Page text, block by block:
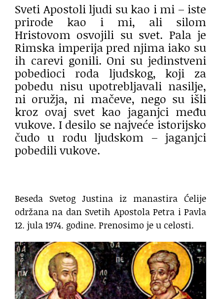
Sveti Apostoli ljudi su kao i mi – iste
prirode kao i mi, ali silom
Hristovom osvojili su svet. Pala je
Rimska imperija pred njima iako su
ih carevi gonili. Oni su jedinstveni
pobedioci roda ljudskog, koji za
pobedu nisu upotrebljavali nasilje,
ni oružja, ni mačeve, nego su išli
kroz ovaj svet kao jaganjci među
vukove. I desilo se najveće istorijsko
čudo u rodu ljudskom – jaganjci
pobedili vukove.
Beseda Svetog Justina iz manastira Ćelije
održana na dan Svetih Apostola Petra i Pavla
12. jula 1974. godine. Prenosimo je u celosti.